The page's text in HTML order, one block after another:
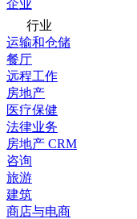
企业
行业
运输和仓储
餐厅
远程工作
房地产
医疗保健
法律业务
房地产 CRM
咨询
旅游
建筑
商店与电商